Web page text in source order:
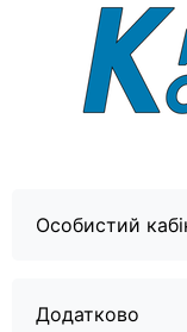
Особистий
Додатково